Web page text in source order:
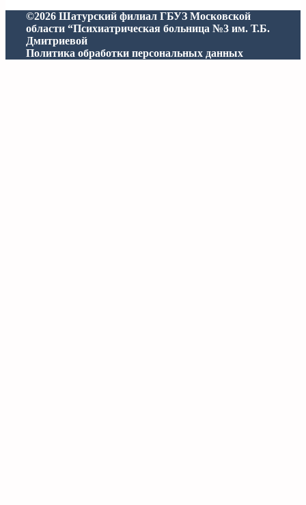
©2026 Шатурский филиал ГБУЗ Московской
области “Психиатрическая больница №3 им. Т.Б.
Дмитриевой
Политика обработки персональных данных